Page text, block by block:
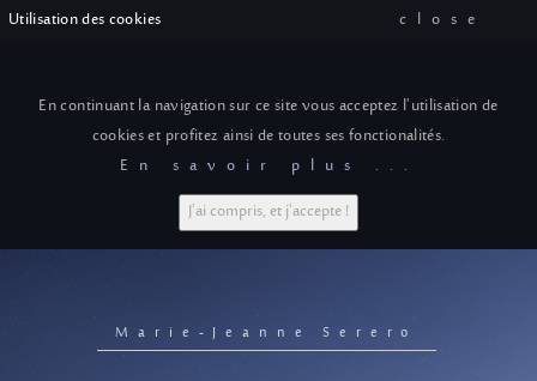
Marie-Jeanne Serero
Utilisation des cookies close
En continuant la navigation sur ce site vous acceptez l'utilisation de
cookies et profitez ainsi de toutes ses fonctionalités.
En savoir plus ...
J'ai compris, et j'accepte !